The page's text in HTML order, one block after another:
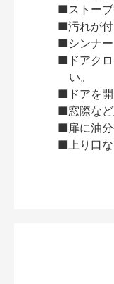
■ストーブ
■汚れが付
■シンナー
■ドアクロ
い。
■ドアを開
■窓際など
■扉に油分
■上り口な